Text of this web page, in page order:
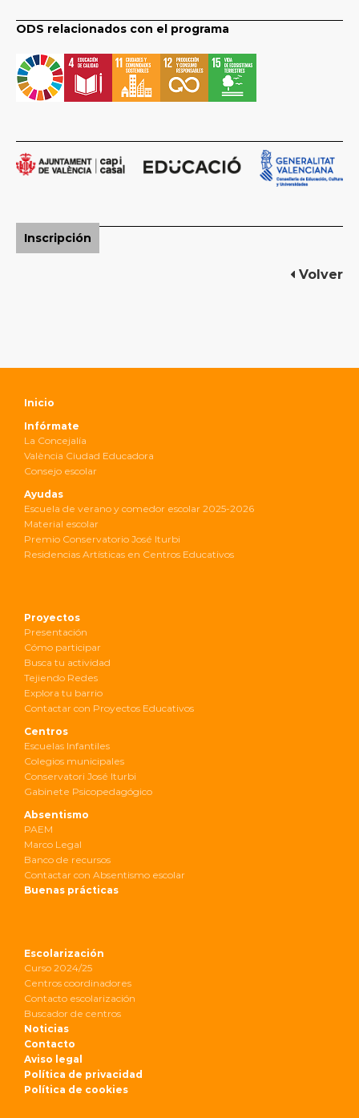
ODS relacionados con el programa
Inscripción
Volver
Inicio
Infórmate
La Concejalía
València Ciudad Educadora
Consejo escolar
Ayudas
Escuela de verano y comedor escolar 2025-2026
Material escolar
Premio Conservatorio José Iturbi
Residencias Artísticas en Centros Educativos
Proyectos
Presentación
Cómo participar
Busca tu actividad
Tejiendo Redes
Explora tu barrio
Contactar con Proyectos Educativos
Centros
Escuelas Infantiles
Colegios municipales
Conservatori José Iturbi
Gabinete Psicopedagógico
Absentismo
PAEM
Marco Legal
Banco de recursos
Contactar con Absentismo escolar
Buenas prácticas
Escolarización
Curso 2024/25
Centros coordinadores
Contacto escolarización
Buscador de centros
Noticias
Contacto
Aviso legal
Política de privacidad
Política de cookies